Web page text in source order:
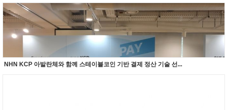
NHN KCP 아발란체와 함께 스테이블코인 기반 결제 정산 기술 선...